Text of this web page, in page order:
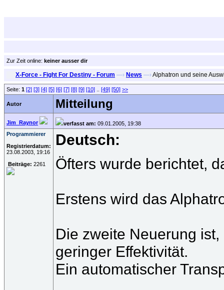
Zur Zeit online: keiner ausser dir
X-Force - Fight For Destiny - Forum —› News —›Alphatron und seine
Seite: 1 [2] [3] [4] [5] [6] [7] [8] [9] [10] [49] [50] >>
Autor Mitteilung
Jim_Raynor verfasst am: 09.01.2005, 19:38
Programmierer
Registrierdatum:
23.08.2003, 19:16
Beiträge: 2261
Deutsch:
Öfters wurde berichtet,
Erstens wird das
Die zweite Neuerung
geringer Effektivität.
Ein automatischer